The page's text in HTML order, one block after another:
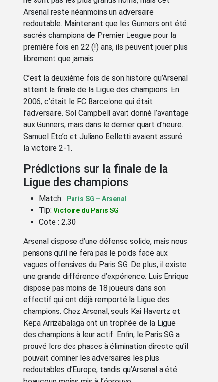
Arsenal reste néanmoins un adversaire
redoutable. Maintenant que les Gunners ont été
sacrés champions de Premier League pour la
première fois en 22 (!) ans, ils peuvent jouer plus
librement que jamais.
C’est la deuxième fois de son histoire qu’Arsenal
atteint la finale de la Ligue des champions. En
2006, c’était le FC Barcelone qui était
l’adversaire. Sol Campbell avait donné l’avantage
aux Gunners, mais dans le dernier quart d’heure,
Samuel Eto’o et Juliano Belletti avaient assuré
la victoire 2-1.
Prédictions sur la finale de la
Ligue des champions
Match : Paris SG – Arsenal
Tip: Victoire du Paris SG
Cote : 2.30
Arsenal dispose d’une défense solide, mais nous
pensons qu’il ne fera pas le poids face aux
vagues offensives du Paris SG. De plus, il existe
une grande différence d’expérience. Luis Enrique
dispose pas moins de 18 joueurs dans son
effectif qui ont déjà remporté la Ligue des
champions. Chez Arsenal, seuls Kai Havertz et
Kepa Arrizabalaga ont un trophée de la Ligue
des champions à leur actif. Enfin, le Paris SG a
prouvé lors des phases à élimination directe qu’il
pouvait dominer les adversaires les plus
redoutables d’Europe, tandis qu’Arsenal a été